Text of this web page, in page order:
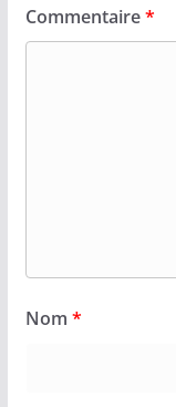
Commentaire*
Nom *